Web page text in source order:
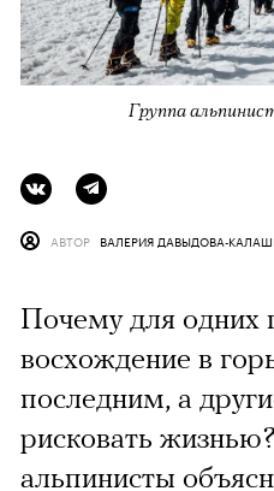
Группа
АВТОР ВАЛЕРИЯ ДАВЫДОВА-
Почему для одних
восхождение в
последним, а
рисковать
альпинисты